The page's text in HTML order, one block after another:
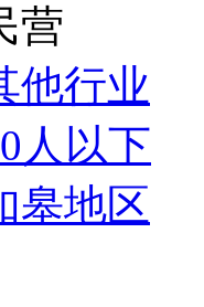
营
他行业
人以下
皋地区